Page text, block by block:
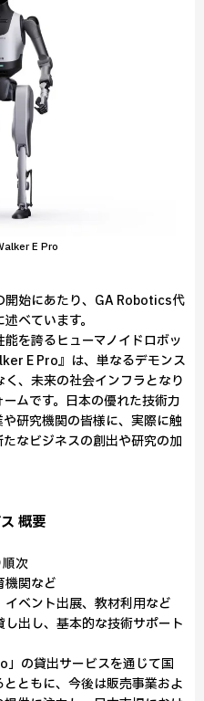
E Pro
開始にあたり、GA Robotics代
べています。
能を誇るヒューマノイドロボッ
E Pro』は、単なるデモンス
、未来の社会インフラとなり
ムです。日本の優れた技術力
研究機関の皆様に、実際に触
なビジネスの創出や研究の加
概要
次
機関など
ベント出展、教材利用など
し出し、基本的な技術サポート
の貸出サービスを通じて国
ともに、今後は販売事業およ